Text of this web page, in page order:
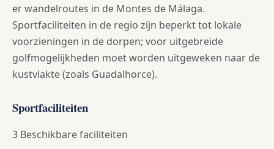
er wandelroutes in de Montes de Málaga.
Sportfaciliteiten in de regio zijn beperkt tot lokale
voorzieningen in de dorpen; voor uitgebreide
golfmogelijkheden moet worden uitgeweken naar de
kustvlakte (zoals Guadalhorce).
Sportfaciliteiten
3 Beschikbare faciliteiten